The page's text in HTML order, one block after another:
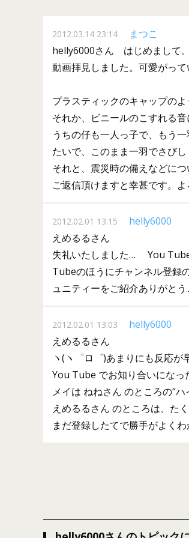
2012.03.14 23:14
まつこ
helly6000さん はじめまして。
動画拝見しました。可愛がっ
プラスティックのキャップの
それか、ビニールのこすれる音
うちの仔も一人っ子で、もう
たいで、このまま一羽でさび
それと、震災時の備えなどに
ご返信頂けますと幸甚です。よ
2012.02.01 13:15
helly6000
えめるるさん
失礼いたしました… You
Tubeのほうにチャンネル登録
ュニティーをご紹介ありがと
2012.02.01 13:03
helly6000
えめるるさん
ヽ(ヽ゜ロ゜)あまりにも反応が
You Tube でお知り合いになっ
メイは ねねさん のところの“
えめるるさん のところは、た
まだ登録したてで勝手がよく